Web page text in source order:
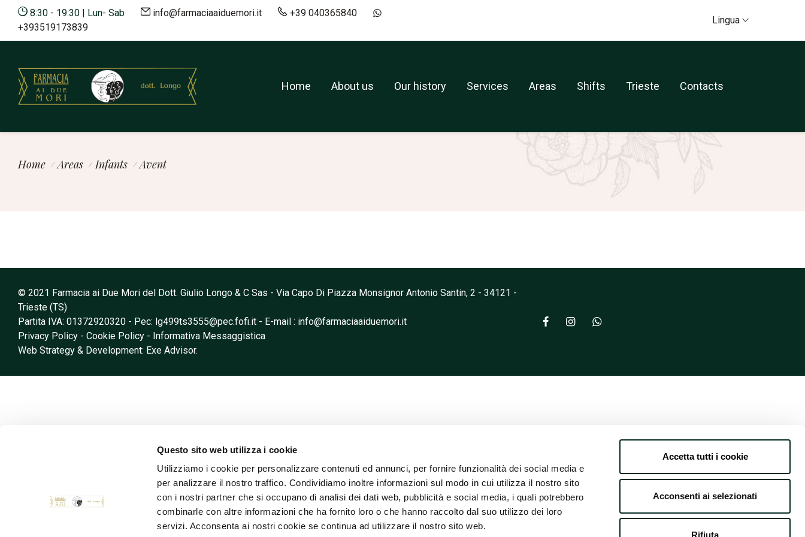
Questo sito web utilizza i cookie
Utilizziamo i cookie per personalizzare contenuti ed annunci, per fornire funzionalità dei social media e
per analizzare il nostro traffico. Condividiamo inoltre informazioni sul modo in cui utilizza il nostro sito
con i nostri partner che si occupano di analisi dei dati web, pubblicità e social media, i quali potrebbero
combinarle con altre informazioni che ha fornito loro o che hanno raccolto dal suo utilizzo dei loro
servizi. Acconsenta ai nostri cookie se continua ad utilizzare il nostro sito web.
Accetta tutti i cookie
Acconsenti ai selezionati
Rifiuta
8:30 - 19:30 | Mon - Sat info@farmaciaaiduemori.it +39 040365840
8:30 - 19:30 | Lun- Sab info@farmaciaaiduemori.it
+39 040365840
+393519173839
Lingua
Home About us Our history Services Areas Shifts Trieste Contacts
Home Areas Infants Avent
© 2021 Farmacia ai Due Mori del Dott. Giulio Longo & C Sas - Via Capo Di Piazza Monsignor Antonio Santin, 2 - 34121 -
Trieste (TS)
Partita IVA: 01372920320 - Pec: lg499ts3555@pec.fofi.it - E-mail : info@farmaciaaiduemori.it
Privacy Policy - Cookie Policy - Informativa Messaggistica
Web Strategy & Development: Exe Advisor.